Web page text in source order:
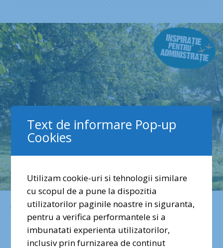
iunie 30, 2022
Inspirație pentru
Text de informare Pop-up
Cookies
Utilizam cookie-uri si tehnologii similare
cu scopul de a pune la dispozitia
utilizatorilor paginile noastre in siguranta,
pentru a verifica performantele si a
imbunatati experienta utilizatorilor,
inclusiv prin furnizarea de continut